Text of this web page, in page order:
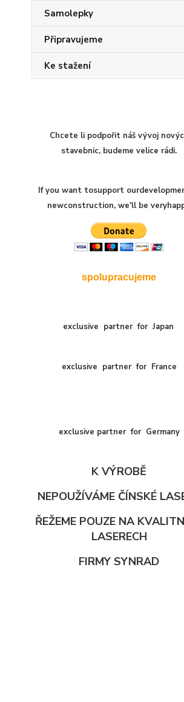
Samolepky
Připravujeme
Ke stažení
Chcete li podpořit náš vývoj
stavebnic, budeme velice rádi.
If you want tosupport our
newconstruction, we'll be very
spolupracujeme
exclusive partner for Japan
exclusive partner for France
exclusive partner for Germany
K VÝROBĚ
NEPOUŽÍVÁME ČÍNSKÉ
ŘEŽEME POUZE NA
LASERECH
FIRMY SYNRAD